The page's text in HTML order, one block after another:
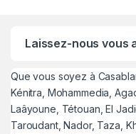
Laissez-nous vous
Que vous soyez à
Kénitra, Mohammedia,
Laâyoune, Tétouan, El
Taroudant, Nador, Taza,